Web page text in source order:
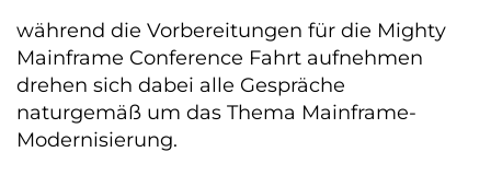
während die Vorbereitungen für die Mighty
Mainframe Conference Fahrt aufnehmen
drehen sich dabei alle Gespräche
naturgemäß um das Thema Mainframe-
Modernisierung.